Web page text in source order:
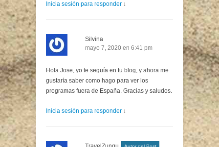
Inicia sesión para responder ↓
Silvina
mayo 7, 2020 en 6:41 pm
Hola Jose, yo te seguía en tu blog, y ahora me
gustaría saber como hago para ver los
programas fuera de España. Gracias y saludos.
Inicia sesión para responder ↓